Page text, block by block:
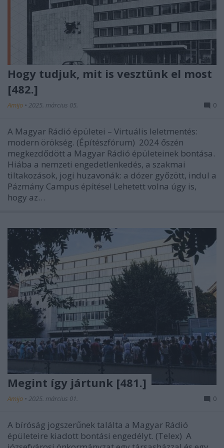
Hogy tudjuk, mit is vesztünk el most
[482.]
Amijo • 2025. március 05. 0
A Magyar Rádió épületei – Virtuális leletmentés:
modern örökség. (Építészfórum) 2024 őszén
megkezdődött a Magyar Rádió épületeinek bontása.
Hiába a nemzeti engedetlenkedés, a szakmai
tiltakozások, jogi huzavonák: a dózer győzött, indul a
Pázmány Campus építése! Lehetett volna úgy is,
hogy az…
Megint így jártunk [481.]
Amijo • 2025. március 01. 0
A bíróság jogszerűnek találta a Magyar Rádió
épületeire kiadott bontási engedélyt. (Telex) A